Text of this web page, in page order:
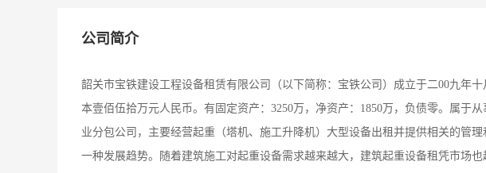
公司简介
韶关市宝铁建设工程设备租赁有限公司（以下简称：宝铁公司）成立于二00九年
本壹佰伍拾万元人民币。有固定资产：3250万，净资产：1850万，负债零。属于
业分包公司，主要经营起重（塔机、施工升降机）大型设备出租并提供相关的管
一种发展趋势。随着建筑施工对起重设备需求越来越大，建筑起重设备租凭市场